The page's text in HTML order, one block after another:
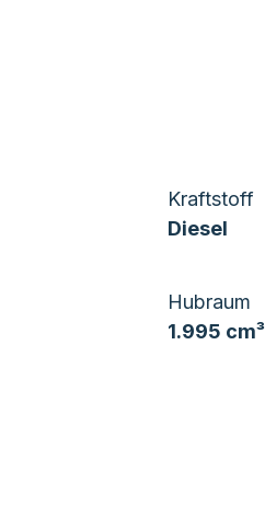
Kraftstoff
Diesel
Hubraum
1.995 cm³